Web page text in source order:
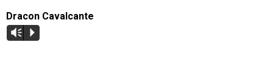
Dracon Cavalcante
Vm P